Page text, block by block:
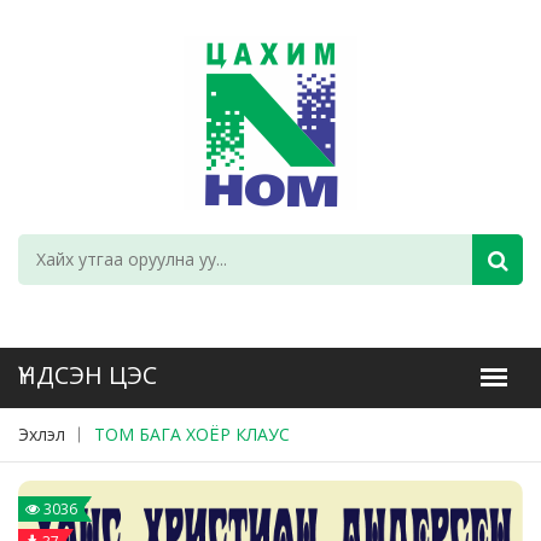
Эхлэл ТОМ БАГА ХОЁР КЛАУС
3036